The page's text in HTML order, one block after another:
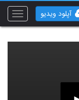
Toggle
آپلود ویدیو